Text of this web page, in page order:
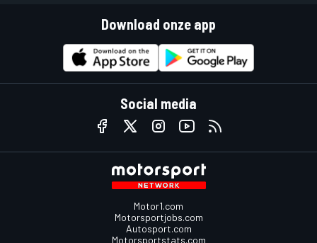
Download onze app
Social media
Motor1.com
Motorsportjobs.com
Autosport.com
Motorsportstats.com